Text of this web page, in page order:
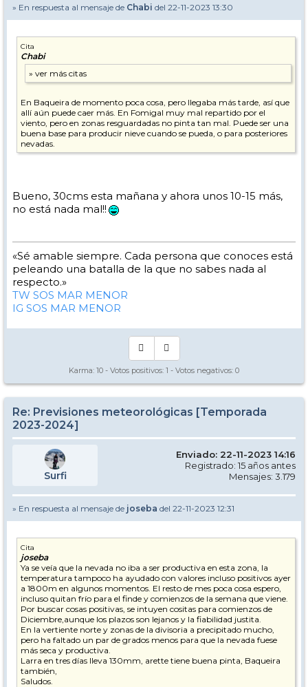
» En respuesta al mensaje de Chabi del 22-11-2023 13:30
Cita
Chabi
En Baqueira de momento poca cosa, pero llegaba más tarde, así que
allí aún puede caer más. En Fomigal muy mal repartido por el
viento, pero en zonas resguardadas no pinta tan mal. Puede ser una
buena base para producir nieve cuando se pueda, o para posteriores
nevadas.
Bueno, 30cms esta mañana y ahora unos 10-15 más,
no está nada mal!!
«Sé amable siempre. Cada persona que conoces está
peleando una batalla de la que no sabes nada al
respecto.»
TW SOS MAR MENOR
IG SOS MAR MENOR
Karma: 10 - Votos positivos: 1 - Votos negativos: 0
Re: Previsiones meteorológicas [Temporada
2023-2024]
Surfi
Enviado: 22-11-2023 14:16
Registrado: 15 años antes
Mensajes: 3.179
» En respuesta al mensaje de joseba del 22-11-2023 12:31
Cita
joseba
Ya se veía que la nevada no iba a ser productiva en esta zona, la
temperatura tampoco ha ayudado con valores incluso positivos ayer
a 1800m en algunos momentos. El resto de mes poca cosa espero,
incluso quitan frío para el finde y comienzos de la semana que viene.
Por buscar cosas positivas, se intuyen cositas para comienzos de
Diciembre,aunque los plazos son lejanos y la fiabilidad justita.
En la vertiente norte y zonas de la divisoria a precipitado mucho,
pero ha faltado un par de grados menos para que la nevada fuese
más seca y productiva.
Larra en tres días lleva 130mm, arette tiene buena pinta, Baqueira
también,
Saludos.